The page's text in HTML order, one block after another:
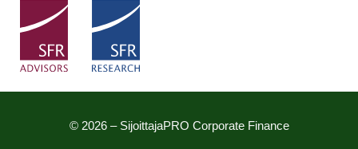
© 2026 – SijoittajaPRO Corporate Finance